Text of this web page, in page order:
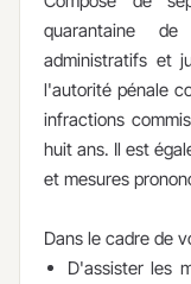
quarantaine
administratifs et
l'autorité pénale
infractions
huit ans. Il est
et mesures
Dans le cadre de
D'assister les